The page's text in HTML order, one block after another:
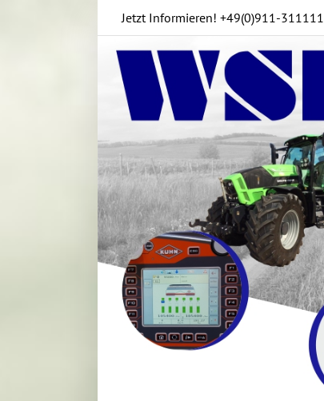
Jetzt Informieren! +49(0)911-311111